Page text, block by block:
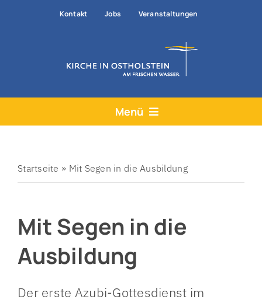
Kontakt Jobs Veranstaltungen
Menü
Angebote
Der Kirchenkreis
Startseite » Mit Segen in die Ausbildung
Mit Segen in die
Ausbildung
Der erste Azubi-Gottesdienst im